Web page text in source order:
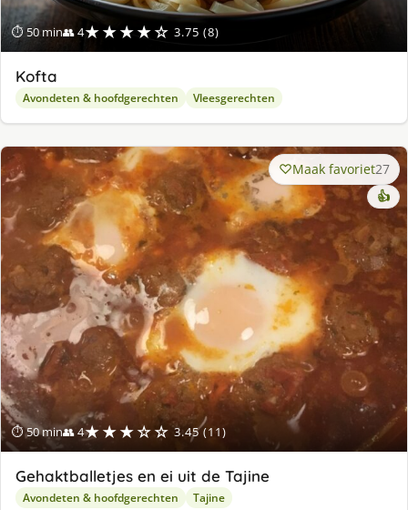
⏱ 50 min👥 4★★★★☆ 3.75 (8)
Kofta
Avondeten & hoofdgerechten Vleesgerechten
⏱ 50 min👥 4★★★☆☆ 3.45 (11)
Maak favoriet27
👍
Gehaktballetjes en ei uit de Tajine
Avondeten & hoofdgerechten Tajine